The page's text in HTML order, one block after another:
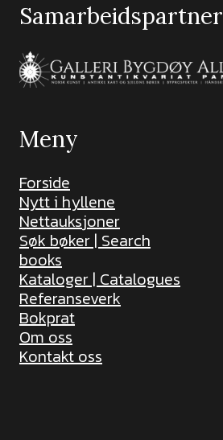
Samarbeidspartner
Meny
Forside
Nytt i hyllene
Nettauksjoner
Søk bøker | Search
books
Kataloger | Catalogues
Referanseverk
Bokprat
Om oss
Kontakt oss